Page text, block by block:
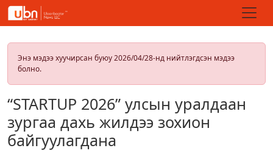
Энэ мэдээ хуучирсан буюу 2026/04/28-нд нийтлэгдсэн мэдээ
болно.
“STARTUP 2026” улсын уралдаан
зургаа дахь жилдээ зохион
байгуулагдана